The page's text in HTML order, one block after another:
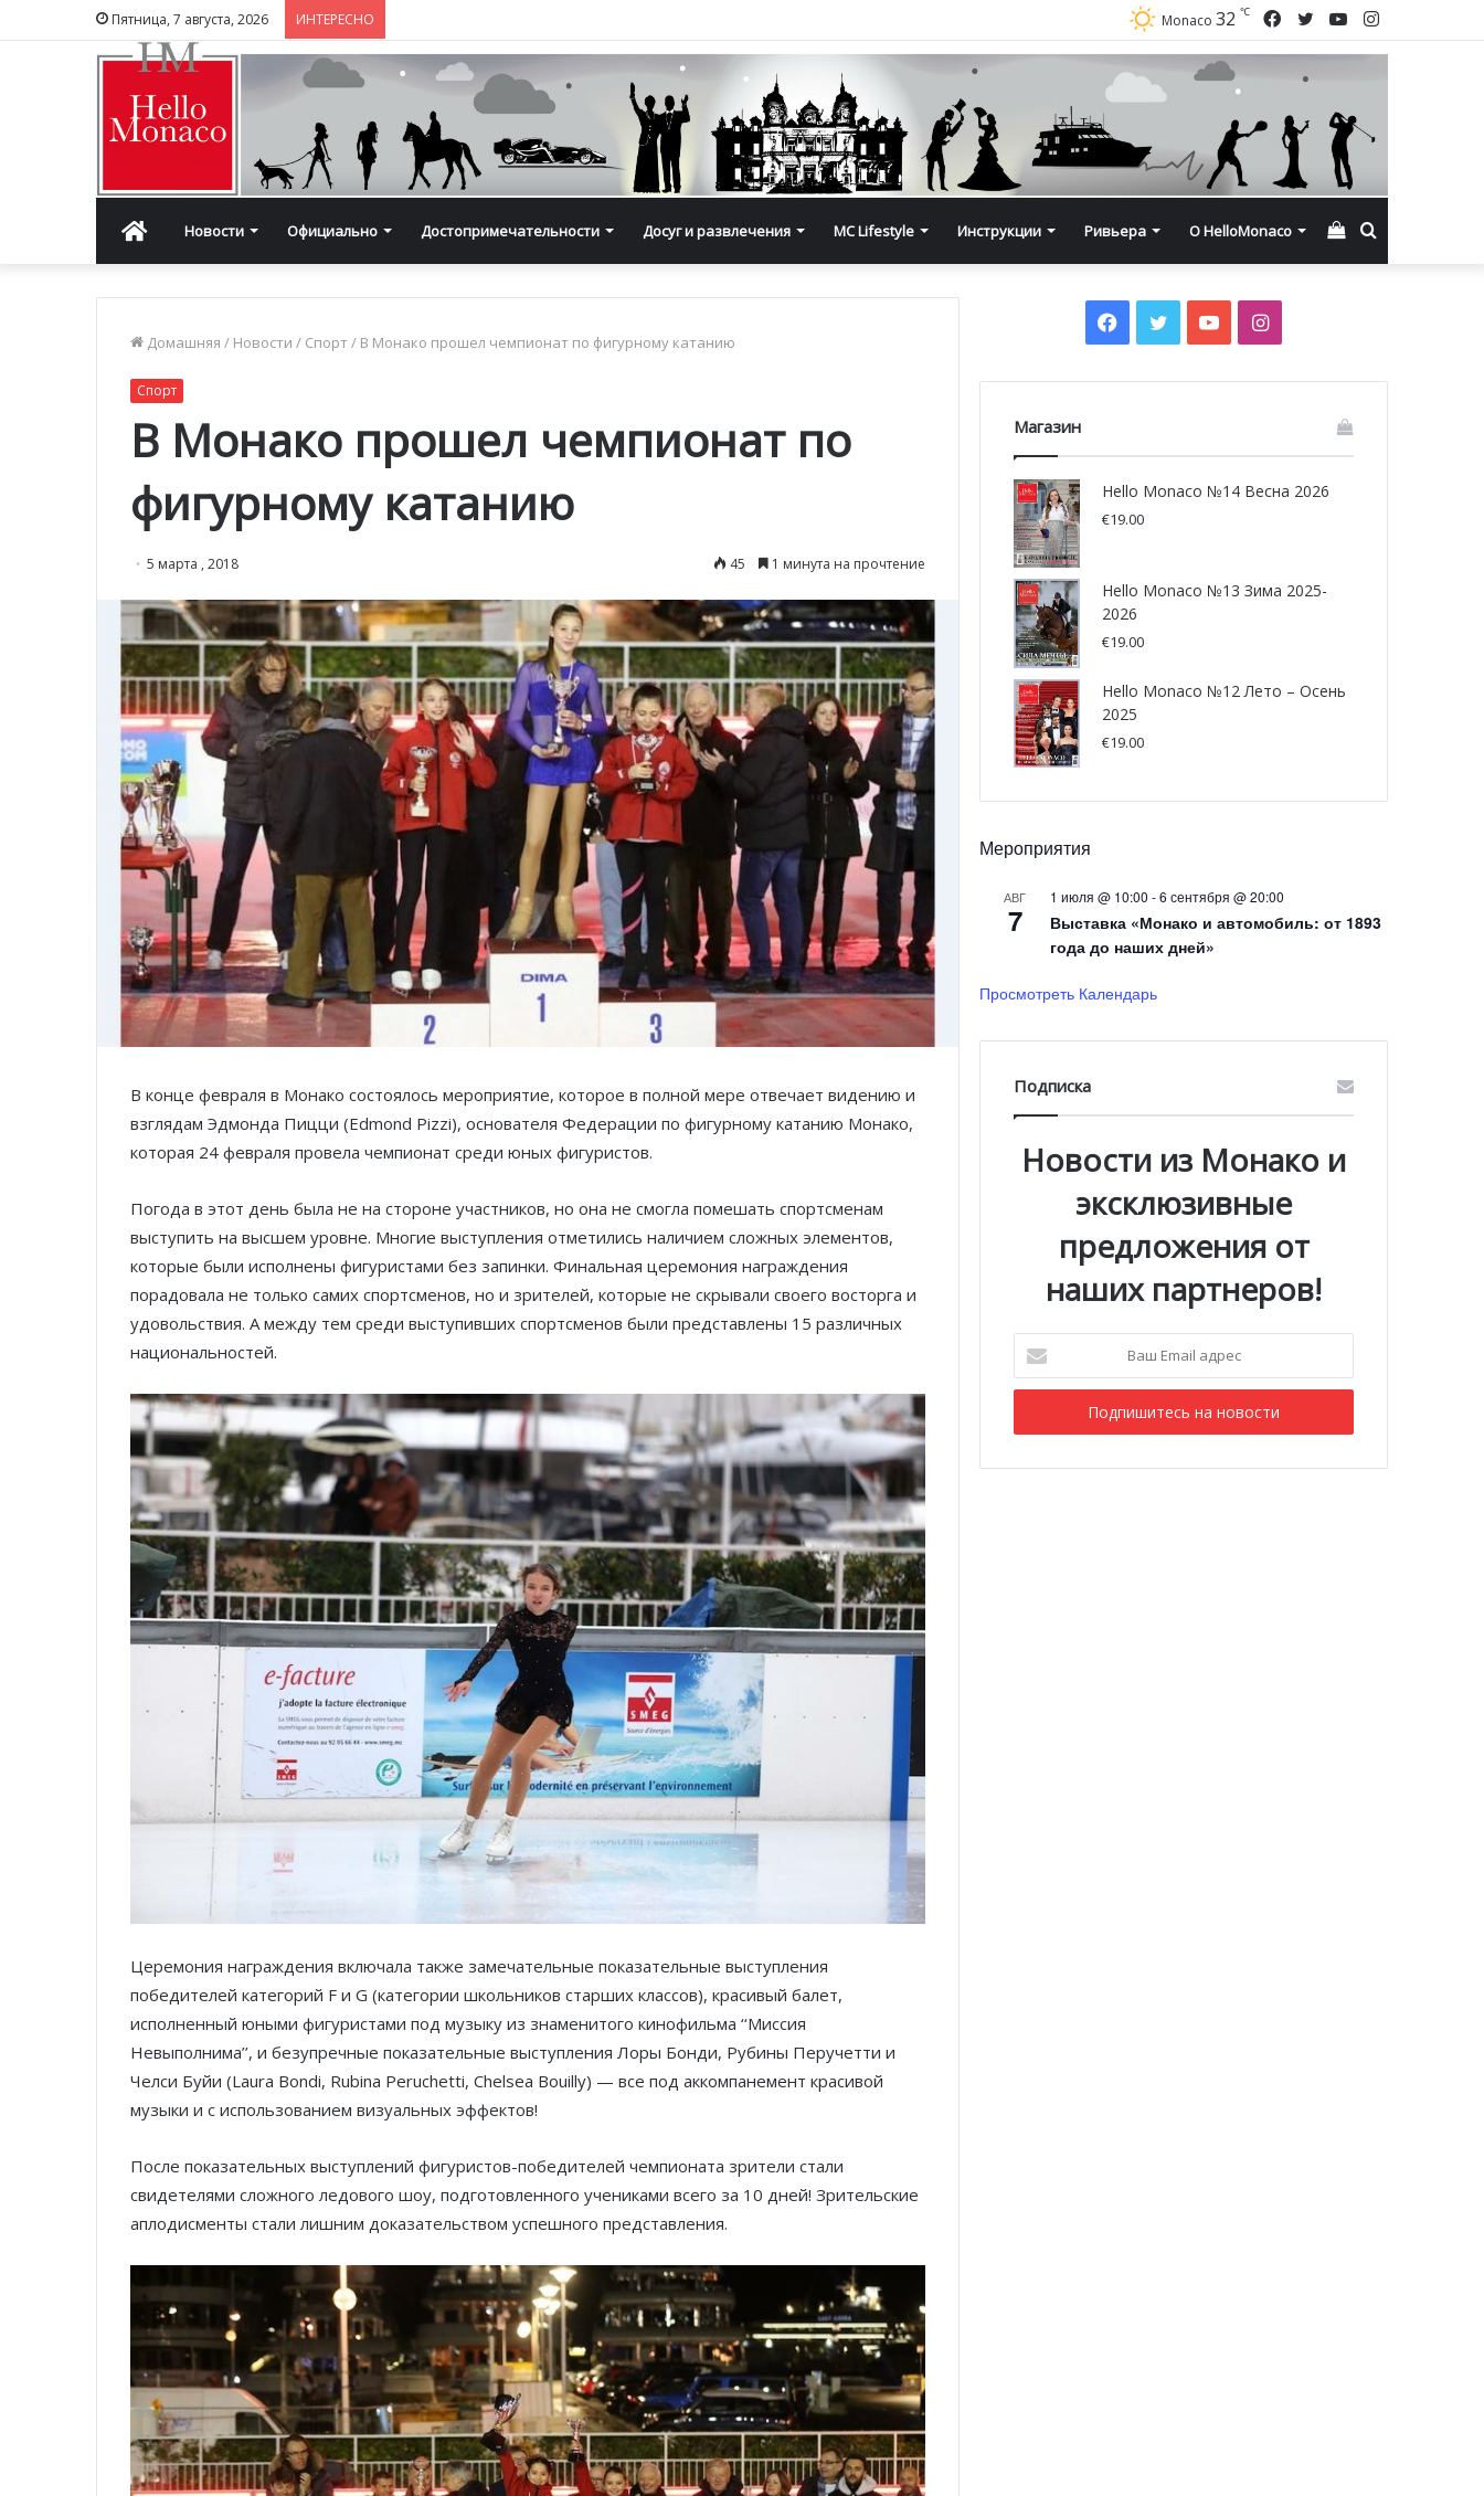
Пятница, 7 августа, 2026 ИНТЕРЕСНО Instagram
YouTube
Twitter
Facebook
Monaco 32 ℃
ГлавнаяНовости Официально Достопримечательности Досуг и развлечения MC Lifestyle Инструкции Ривьера О HelloMonaco Смотреть
Домашняя / Новости / Спорт / В Монако прошел чемпионат по фигурному катанию
Спорт
В Монако прошел чемпионат по
фигурному катанию
5 марта , 2018 45 1 минута на прочтение
В конце февраля в Монако состоялось мероприятие, которое в полной мере отвечает видению и
взглядам Эдмонда Пицци (Edmond Pizzi), основателя Федерации по фигурному катанию Монако,
которая 24 февраля провела чемпионат среди юных фигуристов.
Погода в этот день была не на стороне участников, но она не смогла помешать спортсменам
выступить на высшем уровне. Многие выступления отметились наличием сложных элементов,
которые были исполнены фигуристами без запинки. Финальная церемония награждения
порадовала не только самих спортсменов, но и зрителей, которые не скрывали своего восторга и
удовольствия. А между тем среди выступивших спортсменов были представлены 15 различных
национальностей.
Церемония награждения включала также замечательные показательные выступления
победителей категорий F и G (категории школьников старших классов), красивый балет,
исполненный юными фигуристами под музыку из знаменитого кинофильма ‘‘Миссия
Невыполнима’’, и безупречные показательные выступления Лоры Бонди, Рубины Перучетти и
Челси Буйи (Laura Bondi, Rubina Peruchetti, Chelsea Bouilly) — все под аккомпанемент красивой
музыки и с использованием визуальных эффектов!
После показательных выступлений фигуристов-победителей чемпионата зрители стали
свидетелями сложного ледового шоу, подготовленного учениками всего за 10 дней! Зрительские
аплодисменты стали лишним доказательством успешного представления.
Facebook
TwitterYouTubeInstagram
Магазин
Hello Monaco №14 Весна 2026
€19.00
Hello Monaco №13 Зима 2025-
2026
€19.00
Hello Monaco №12 Лето – Осень
2025
€19.00
Мероприятия
АВГ
7
1 июля @ 10:00 -6 сентября @ 20:00
Выставка «Монако и автомобиль: от 1893
года до наших дней»
Просмотреть Календарь
Подписка
Новости из Монако и
эксклюзивные
предложения от
наших партнеров!
Email
адрес